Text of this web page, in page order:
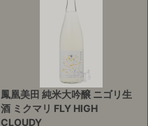
鳳凰美田 純米大吟醸 ニゴリ生
酒 ミクマリ FLY HIGH
CLOUDY